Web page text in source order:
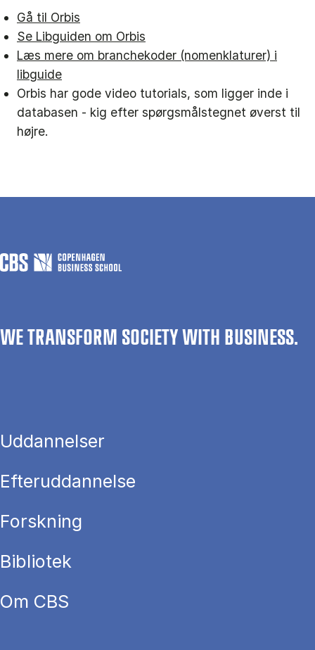
Gå til Orbis
Se Libguiden om Orbis
Læs mere om branchekoder (nomenklaturer) i
libguide
Orbis har gode video tutorials, som ligger inde i
databasen - kig efter spørgsmålstegnet øverst til
højre.
WE TRANSFORM SOCIETY WITH BUSINESS.
Uddannelser
Efteruddannelse
Forskning
Bibliotek
Om CBS